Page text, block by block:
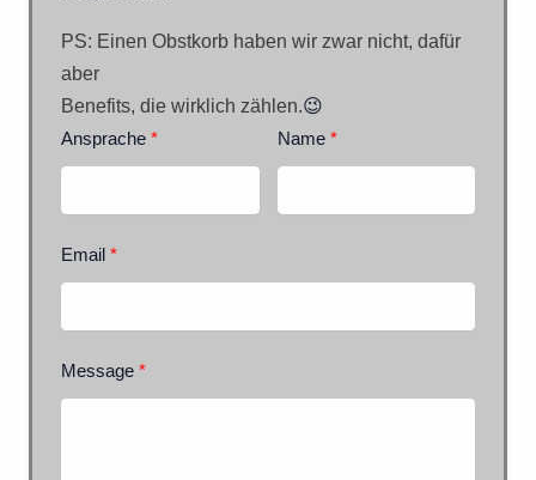
PS: Einen Obstkorb haben wir zwar nicht, dafür
aber
Benefits, die wirklich zählen.😉
Ansprache Name
Email
Message